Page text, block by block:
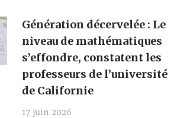
Génération décervelée : Le
niveau de mathématiques
s’effondre, constatent les
professeurs de l’université
de Californie
17 juin 2026